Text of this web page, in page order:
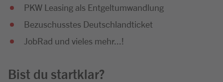
PKW Leasing als Entgeltumwandlung
Bezuschusstes Deutschlandticket
JobRad und vieles mehr...!
Bist du startklar?